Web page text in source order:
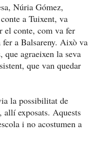
Núria Gómez,
a Tuixent, va
el conte, com va fer
fer a Balsareny. Això va
que agraeixen la seva
que van quedar
la possibilitat de
allí exposats. Aquests
i no acostumen a